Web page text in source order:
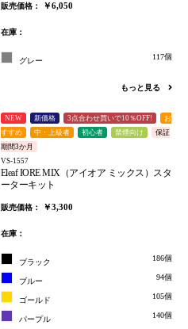
販売価格： ￥6,050
在庫：
グレー 117個
もっと見る
NEW 新価格 3点合わせ買いで10％OFF!
お
すすめ
中・上級者 初心者 禁煙向け
保証
期間3か月
VS-1557
Eleaf IORE MIX（アイオア ミックス）スタ
ーターキット
販売価格： ￥3,300
在庫：
ブラック 186個
ブルー 94個
ゴールド 105個
パープル 140個